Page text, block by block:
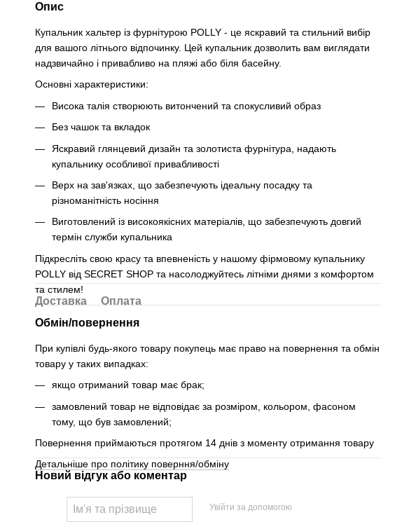
Опис
Купальник хальтер із фурнітурою POLLY - це яскравий та стильний вибір
для вашого літнього відпочинку. Цей купальник дозволить вам виглядати
надзвичайно і привабливо на пляжі або біля басейну.
Основні характеристики:
Висока талія створюють витончений та спокусливий образ
Без чашок та вкладок
Яскравий глянцевий дизайн та золотиста фурнітура, надають
купальнику особливої привабливості
Верх на зав'язках, що забезпечують ідеальну посадку та
різноманітність носіння
Виготовлений із високоякісних матеріалів, що забезпечують довгий
термін служби купальника
Підкресліть свою красу та впевненість у нашому фірмовому купальнику
POLLY від SECRET SHOP та насолоджуйтесь літніми днями з комфортом
та стилем!
Доставка
Оплата
Обмін/повернення
При купівлі будь-якого товару покупець має право на повернення та обмін
товару у таких випадках:
якщо отриманий товар має брак;
замовлений товар не відповідає за розміром, кольором, фасоном
тому, що був замовлений;
Повернення приймаються протягом 14 днів з моменту отримання товару
Детальніше про політику поверння/обміну
Новий відгук або коментар
Увійти за допомогою